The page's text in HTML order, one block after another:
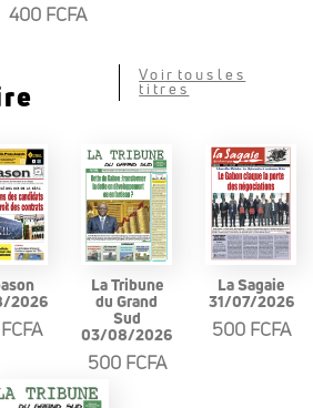
400 FCFA
Voir tous les
titres
2026
La Tribune
du Grand
Sud
03/08/2026
500 FCFA
La Sagaie
31/07/2026
500 FCFA